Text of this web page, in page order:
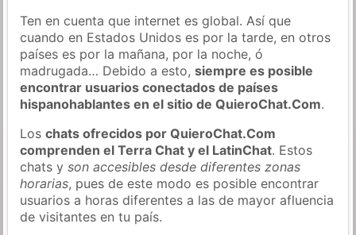
Ten en cuenta que internet es global. Así que
cuando en Estados Unidos es por la tarde, en otros
países es por la mañana, por la noche, ó
madrugada… Debido a esto,siempre es posible
encontrar usuarios conectados de países
hispanohablantes en el sitio de QuieroChat.Com.
Loschats ofrecidos por QuieroChat.Com
comprenden el Terra Chat y el LatinChat. Estos
chats yson accesibles desde diferentes zonas
horarias, pues de este modo es posible encontrar
usuarios a horas diferentes a las de mayor afluencia
de visitantes en tu país.